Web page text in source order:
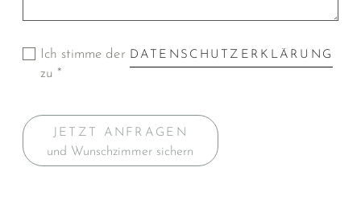
Ich stimme der DATENSCHUTZERKLÄRUNG
zu *
JETZT ANFRAGEN
und Wunschzimmer sichern